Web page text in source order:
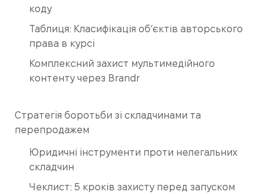
коду
Таблиця: Класифікація об’єктів авторського
права в курсі
Комплексний захист мультимедійного
контенту через Brandr
Стратегія боротьби зі складчинами та
перепродажем
Юридичні інструменти проти нелегальних
складчин
Чеклист: 5 кроків захисту перед запуском